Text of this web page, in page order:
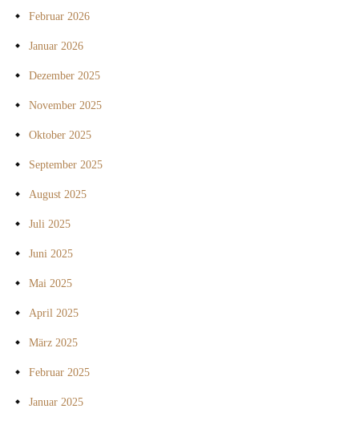
Februar 2026
Januar 2026
Dezember 2025
November 2025
Oktober 2025
September 2025
August 2025
Juli 2025
Juni 2025
Mai 2025
April 2025
März 2025
Februar 2025
Januar 2025